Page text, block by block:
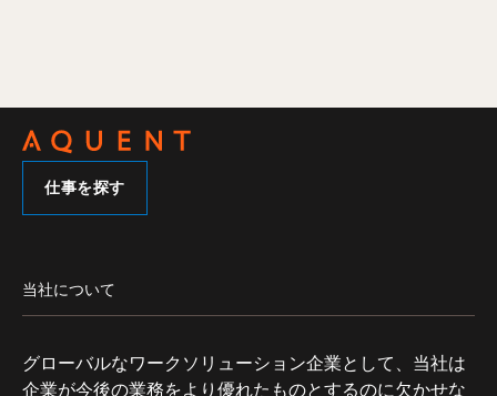
仕事を探す
当社について
グローバルなワークソリューション企業として、当社は
企業が今後の業務をより優れたものとするのに欠かせな